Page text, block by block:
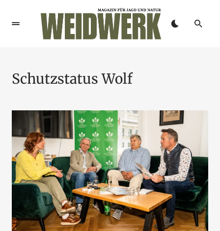
Schutzstatus Wolf